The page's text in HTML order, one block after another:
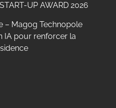
UP AWARD 2026
– Magog Technopole
IA pour renforcer la